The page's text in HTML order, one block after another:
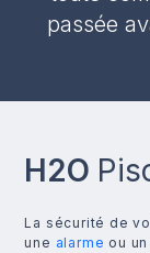
passée
H2O
La sécurité de
une alarme ou